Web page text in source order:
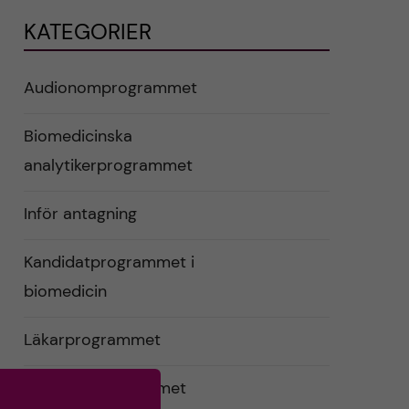
KATEGORIER
Audionomprogrammet
Biomedicinska
analytikerprogrammet
Inför antagning
Kandidatprogrammet i
biomedicin
Läkarprogrammet
Logopedprogrammet